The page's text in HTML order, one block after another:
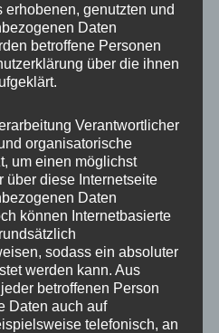
CONCAVER CVR1
19×8,5 ET40 5×112
Platinum Black
erhobenen, genutzten und
Daten
betroffene Personen
über die ihnen
Verantwortlicher
organisatorische
um einen möglichst
über diese Internetseite
Daten
können Internetbasierte
sodass ein absoluter
werden kann. Aus
betroffenen Person
Daten auch auf
telefonisch, an